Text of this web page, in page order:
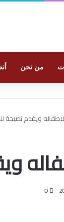
من نحن
ويقدم نصيحة
0